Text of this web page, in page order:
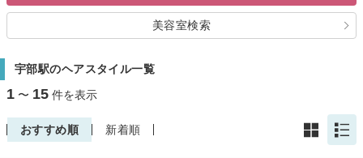
美容室検索
宇部駅のヘアスタイル一覧
1 〜 15 件を表示
おすすめ順 新着順